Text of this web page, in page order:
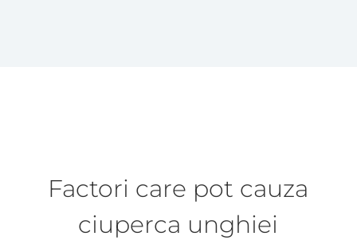
Factori care pot cauza
ciuperca unghiei